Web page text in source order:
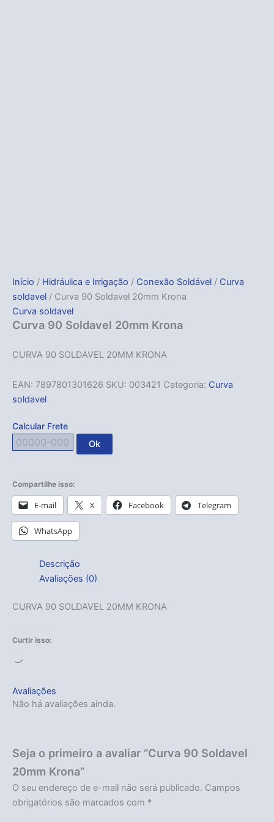
Início / Hidráulica e Irrigação / Conexão Soldável / Curva
soldavel / Curva 90 Soldavel 20mm Krona
Curva soldavel
Curva 90 Soldavel 20mm Krona
CURVA 90 SOLDAVEL 20MM KRONA
EAN: 7897801301626 SKU: 003421 Categoria: Curva
soldavel
Calcular Frete
Ok
Compartilhe isso:
E-mail X Facebook Telegram
WhatsApp
Descrição
Avaliações (0)
CURVA 90 SOLDAVEL 20MM KRONA
Curtir isso:
Avaliações
Não há avaliações ainda.
Seja o primeiro a avaliar “Curva 90 Soldavel
20mm Krona”
O seu endereço de e-mail não será publicado. Campos
obrigatórios são marcados com *